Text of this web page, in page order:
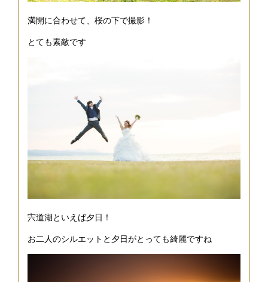
満開に合わせて、桜の下で撮影！
とても素敵です
宍道湖といえば夕日！
お二人のシルエットと夕日がとっても綺麗ですね